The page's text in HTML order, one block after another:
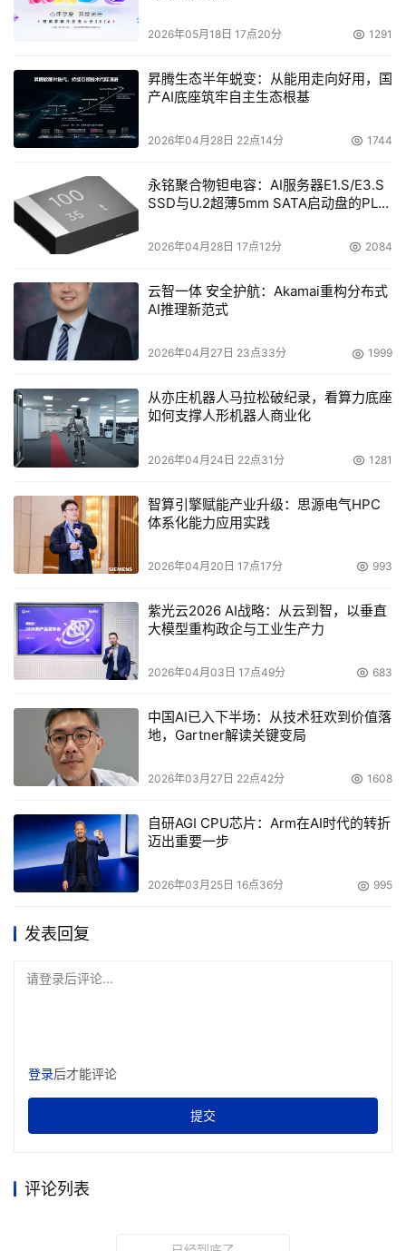
2026年05月18日 17点20分 1291
昇腾生态半年蜕变：从能用走向好用，国
产AI底座筑牢自主生态根基
2026年04月28日 22点14分 1744
永铭聚合物钽电容：AI服务器E1.S/E3.S
SSD与U.2超薄5mm SATA启动盘的PLP
2026年04月28日 17点12分 2084
云智一体 安全护航：Akamai重构分布式
AI推理新范式
2026年04月27日 23点33分 1999
从亦庄机器人马拉松破纪录，看算力底座
如何支撑人形机器人商业化
2026年04月24日 22点31分 1281
智算引擎赋能产业升级：思源电气HPC
体系化能力应用实践
2026年04月20日 17点17分 993
紫光云2026 AI战略：从云到智，以垂直
大模型重构政企与工业生产力
2026年04月03日 17点49分 683
中国AI已入下半场：从技术狂欢到价值落
地，Gartner解读关键变局
2026年03月27日 22点42分 1608
自研AGI CPU芯片：Arm在AI时代的转折
迈出重要一步
2026年03月25日 16点36分 995
发表回复
请登录后评论...
登录后才能评论
提交
评论列表